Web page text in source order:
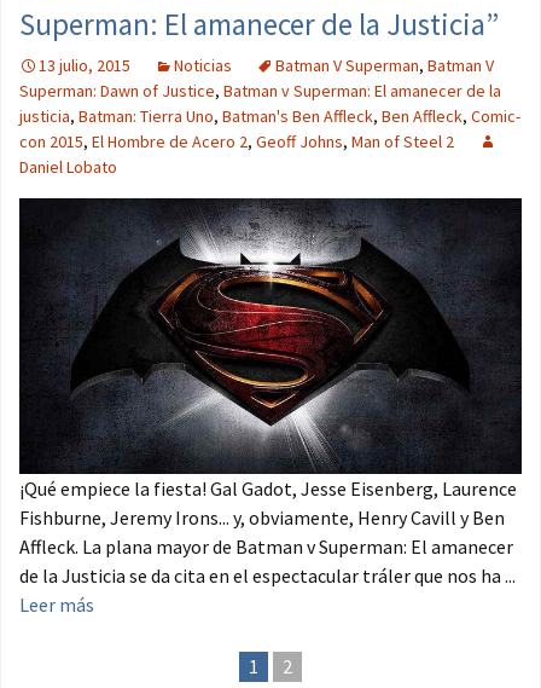
Superman: El amanecer de la Justicia”
13 julio, 2015 Noticias Batman V Superman, Batman V
Superman: Dawn of Justice, Batman v Superman: El amanecer de la
justicia, Batman: Tierra Uno, Batman's Ben Affleck, Ben Affleck, Comic-
con 2015, El Hombre de Acero 2, Geoff Johns, Man of Steel 2
Daniel Lobato
¡Qué empiece la fiesta! Gal Gadot, Jesse Eisenberg, Laurence
Fishburne, Jeremy Irons... y, obviamente, Henry Cavill y Ben
Affleck. La plana mayor de Batman v Superman: El amanecer
de la Justicia se da cita en el espectacular tráler que nos ha ...
Leer más
1
2